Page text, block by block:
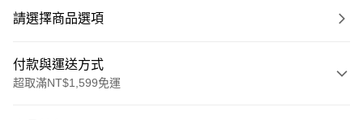
請選擇商品選項
付款與運送方式
超取滿NT$1,599免運